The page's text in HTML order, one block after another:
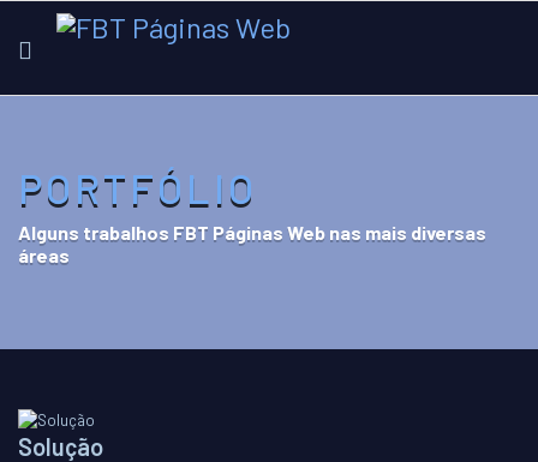
PORTFÓLIO
Alguns trabalhos FBT Páginas Web nas mais diversas
áreas
Solução